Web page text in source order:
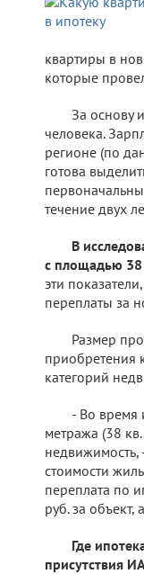
квартиры в
которые
За основу
человека.
регионе (по
готова
течение двух
В
с площадью 38
эти
переплаты за
Размер
приобретения
категорий
- Во время
метража (38
недвижимость,
стоимости
переплата по
руб. за
Где
присутствия